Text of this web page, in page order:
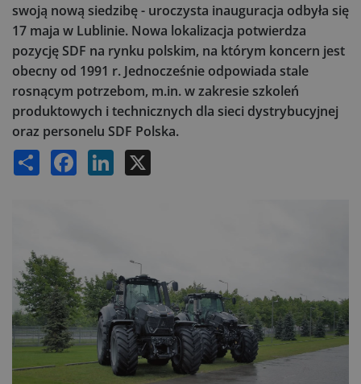
swoją nową siedzibę - uroczysta inauguracja odbyła się
17 maja w Lublinie. Nowa lokalizacja potwierdza
pozycję SDF na rynku polskim, na którym koncern jest
obecny od 1991 r. Jednocześnie odpowiada stale
rosnącym potrzebom, m.in. w zakresie szkoleń
produktowych i technicznych dla sieci dystrybucyjnej
oraz personelu SDF Polska.
Share Facebook LinkedIn